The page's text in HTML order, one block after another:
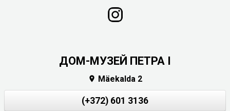
ДОМ-МУЗЕЙ ПЕТРА I
 Mäekalda 2
(+372) 601 3136